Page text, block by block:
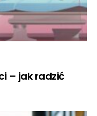
– jak radzić